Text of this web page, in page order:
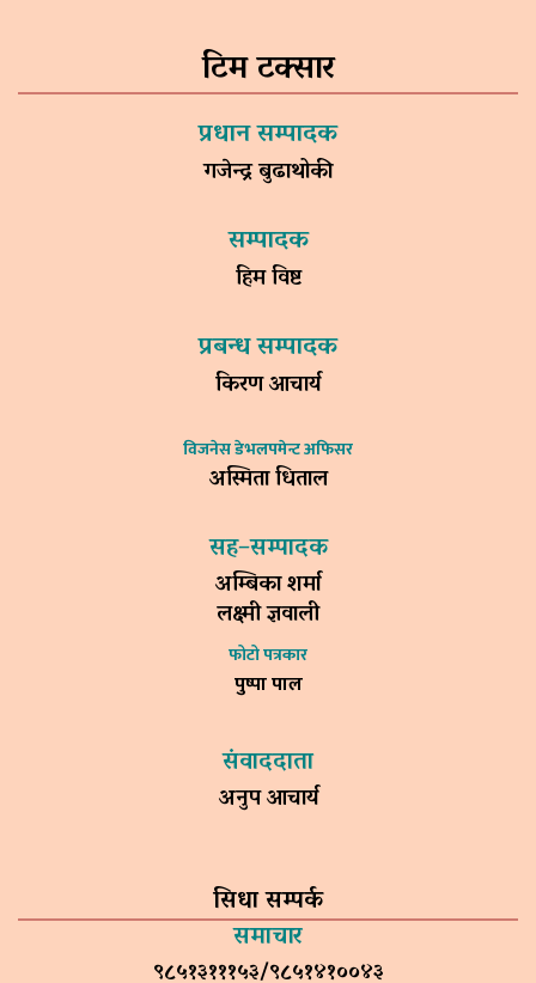
टिम टक्सार
प्रधान सम्पादक
गजेन्द्र बुढाथोकी
सम्पादक
हिम विष्ट
प्रबन्ध सम्पादक
किरण आचार्य
विजनेस डेभलपमेन्ट अफिसर
अस्मिता धिताल
सह–सम्पादक
अम्बिका शर्मा
लक्ष्मी ज्ञवाली
फोटो पत्रकार
पुष्पा पाल
संवाददाता
अनुप आचार्य
सिधा सम्पर्क
समाचार
९८५१३१११५३/९८५१४१००४३